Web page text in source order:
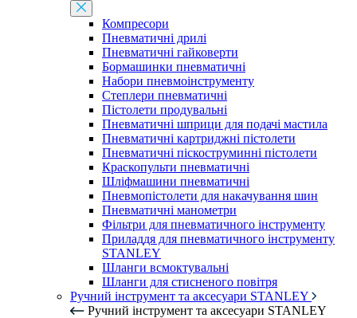
Компресори
Пневматичні дрилі
Пневматичні гайковерти
Бормашинки пневматичні
Набори пневмоінструменту
Степлери пневматичні
Пістолети продувальні
Пневматичні шприци для подачі мастила
Пневматичні картриджні пістолети
Пневматичні піскоструминні пістолети
Краскопульти пневматичні
Шліфмашини пневматичні
Пневмопістолети для накачування шин
Пневматичні манометри
Фільтри для пневматичного інструменту
Приладдя для пневматичного інструменту
STANLEY
Шланги всмоктувальні
Шланги для стисненого повітря
Ручний інструмент та аксесуари STANLEY
Ручний інструмент та аксесуари STANLEY